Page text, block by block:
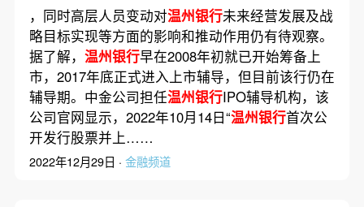
，同时高层人员变动对温州银行未来经营发展及战
略目标实现等方面的影响和推动作用仍有待观察。
据了解， 温州银行早在2008年初就已开始筹备上
市，2017年底正式进入上市辅导，但目前该行仍在
辅导期。中金公司担任温州银行IPO辅导机构，该
公司官网显示，2022年10月14日“温州银行首次公
开发行股票并上……
2022年12月29日 · 金融频道